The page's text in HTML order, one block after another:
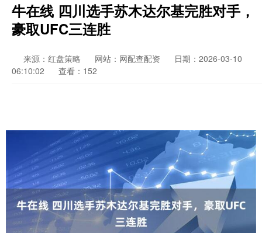
牛在线 四川选手苏木达尔基完胜对手，
豪取UFC三连胜
来源：红盘策略 网站：网配查配资
日期：2026-03-10
06:10:02
查看：152